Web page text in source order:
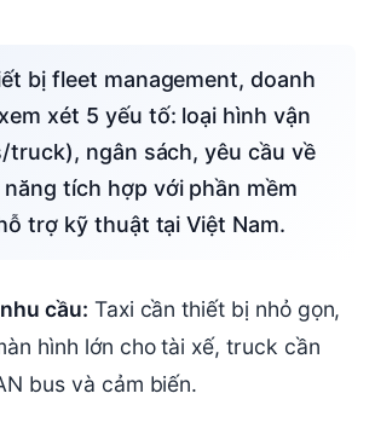
xét 5 yếu tố: loại hình vận
ngân sách, yêu cầu về
tích hợp với phần mềm
trợ kỹ thuật tại Việt Nam.
cầu: Taxi cần thiết bị nhỏ gọn,
hình lớn cho tài xế, truck cần
bus và cảm biến.